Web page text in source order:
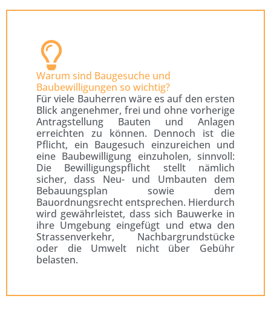
Warum sind Baugesuche und
Baubewilligungen so wichtig?
Für viele Bauherren wäre es auf den ersten
Blick angenehmer, frei und ohne vorherige
Antragstellung Bauten und Anlagen
erreichten zu können. Dennoch ist die
Pflicht, ein Baugesuch einzureichen und
eine Baubewilligung einzuholen, sinnvoll:
Die Bewilligungspflicht stellt nämlich
sicher, dass Neu- und Umbauten dem
Bebauungsplan sowie dem
Bauordnungsrecht entsprechen. Hierdurch
wird gewährleistet, dass sich Bauwerke in
ihre Umgebung eingefügt und etwa den
Strassenverkehr, Nachbargrundstücke
oder die Umwelt nicht über Gebühr
belasten.